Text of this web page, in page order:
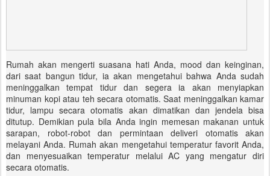
Rumah akan mengerti suasana hati Anda, mood dan keinginan,
dari saat bangun tidur, ia akan mengetahui bahwa Anda sudah
meninggalkan tempat tidur dan segera ia akan menyiapkan
minuman kopi atau teh secara otomatis. Saat meninggalkan kamar
tidur, lampu secara otomatis akan dimatikan dan jendela bisa
ditutup. Demikian pula bila Anda ingin memesan makanan untuk
sarapan, robot-robot dan permintaan deliveri otomatis akan
melayani Anda. Rumah akan mengetahui temperatur favorit Anda,
dan menyesuaikan temperatur melalui AC yang mengatur diri
secara otomatis.